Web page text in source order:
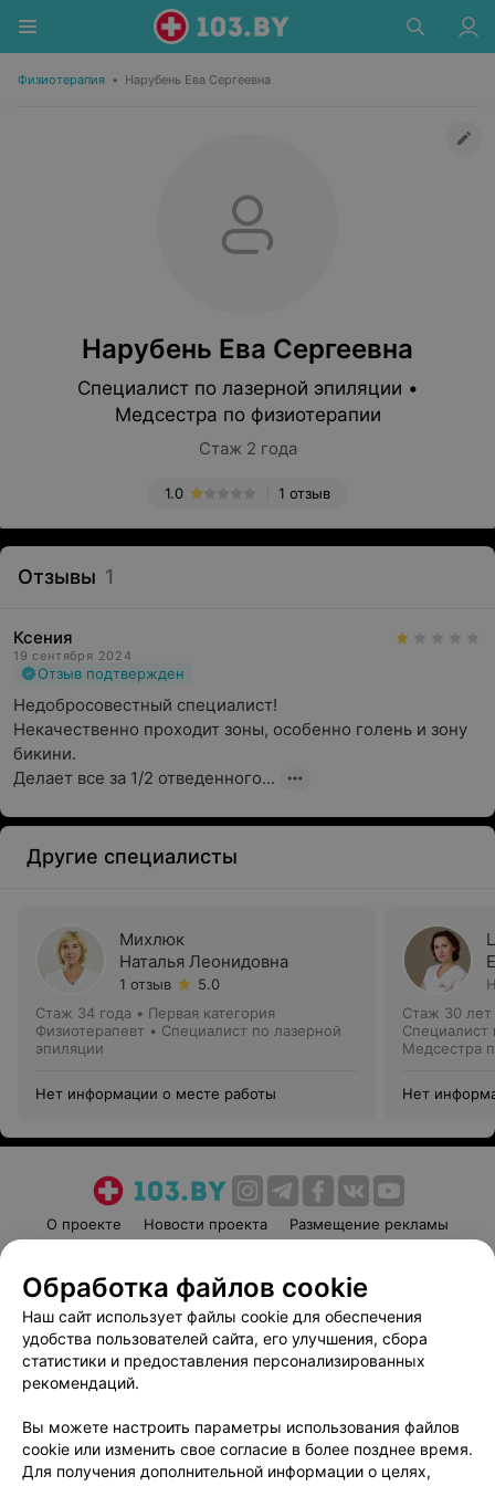
Физиотерапия • Нарубень Ева Сергеевна
Нарубень Ева Сергеевна
Специалист по лазерной эпиляции •
Медсестра по физиотерапии
Стаж 2 года
1 отзыв
1.0
Отзывы 1
Ксения
19 сентября 2024
Отзыв подтвержден
Недобросовестный специалист!
Некачественно проходит зоны, особенно голень и зону
бикини.
Делает все за 1/2 отведенного...
Другие специалисты
Михлюк
Наталья Леонидовна
1 отзыв
5.0
Стаж 34 года • Первая категория
Физиотерапевт • Специалист по лазерной
эпиляции
Нет информации о месте работы
Стаж 30 лет
Специалист
Медсестра
Нет
О проекте Новости проекта
Размещение рекламы
Пользовательское соглашение
Способы оплаты
Вакансии
Партнеры
Написать руководителю 103.by
Обработка персональных данных
Обработка файлов cookie
Наш сайт использует файлы cookie для обеспечения
удобства пользователей сайта, его улучшения, сбора
статистики и предоставления персонализированных
рекомендаций.
Вы можете настроить параметры использования файлов
cookie или изменить свое согласие в более позднее время.
Для получения дополнительной информации о целях,